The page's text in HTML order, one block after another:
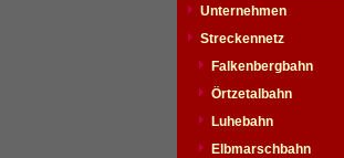
Unternehmen
Streckennetz
Falkenbergbahn
Örtzetalbahn
Luhebahn
Elbmarschbahn